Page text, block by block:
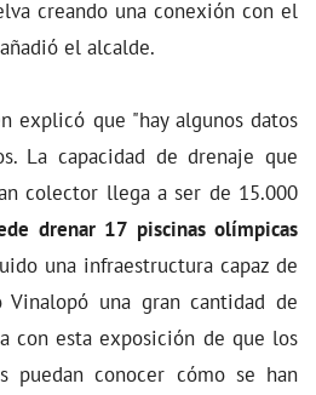
creando una conexión con el
el alcalde.
explicó que "hay algunos datos
La capacidad de drenaje que
colector llega a ser de 15.000
drenar 17 piscinas olímpicas
una infraestructura capaz de
una gran cantidad de
con esta exposición de que los
puedan conocer cómo se han